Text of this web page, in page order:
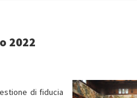
2022
di fiducia